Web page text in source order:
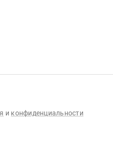
и конфиденциальности